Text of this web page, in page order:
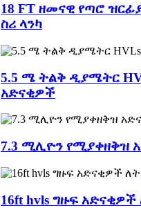
18 FT ዘመናዊ የጣሮ
ስሪ ላንካ
5.5 ሜ ትልቅ ዲያሜትር
አድናቂዎች
7.3 ሚሊዮን የሚያቀዘቅዝ
16ft hvls ግዙፍ አድናቂዎች